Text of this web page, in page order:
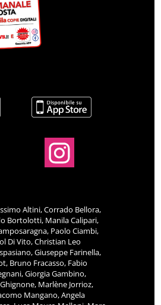
Altini, Corrado Bellora,
Bortolotti, Manila Calipari,
Paolo Ciambi,
Di Vito, Christian Leo
Giuseppe Farinella,
Bruno Fracasso, Fabio
Giorgia Gambino,
Marlène Jorrioz,
Mangano, Angela